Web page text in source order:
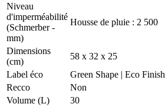
Niveau
d'imperméabilité
(Schmerber -
mm)
Housse de pluie : 2 500
Dimensions
(cm)
58 x 32 x 25
Label éco
Green Shape | Eco Finish
Recco
Non
Volume (L)
30